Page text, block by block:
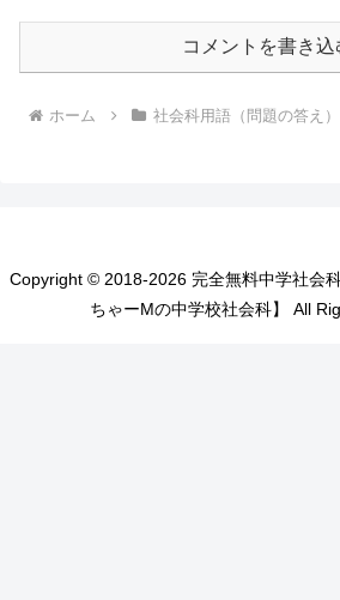
コメントを書き込
ホーム 社会科用語（問題の答え）
Copyright © 2018-2026 完全無料中学社会
ちゃーMの中学校社会科】 All